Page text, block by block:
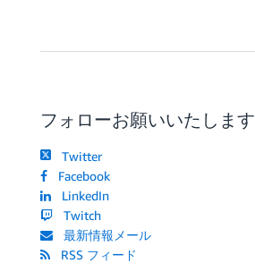
フォローお願いいたします
Twitter
Facebook
LinkedIn
Twitch
最新情報メール
RSS フィード